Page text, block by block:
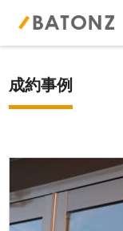
M&A案件一覧
売りたい方へ
買いたい方へ
成約事例